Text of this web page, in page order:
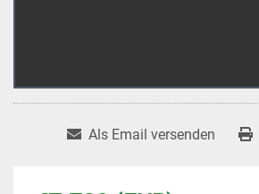
Als Email versenden